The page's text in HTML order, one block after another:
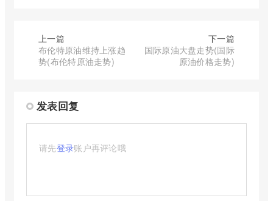
上一篇
布伦特原油维持上涨趋
势(布伦特原油走势)
下一篇
国际原油大盘走势(国际
原油价格走势)
发表回复
请先登录账户再评论哦